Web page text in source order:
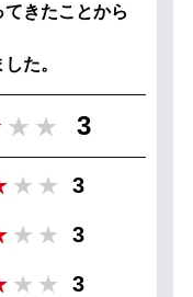
きたことから
た。
3
3
3
3